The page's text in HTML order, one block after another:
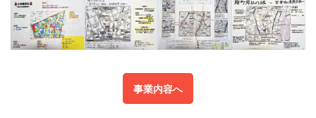
事業内容へ